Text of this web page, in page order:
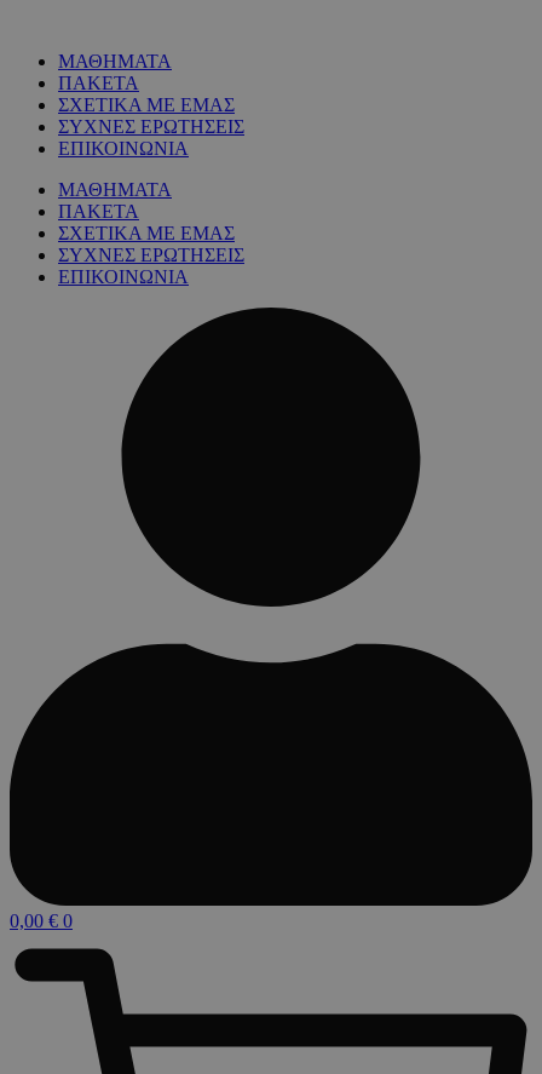
ΜΑΘΗΜΑΤΑ
ΠΑΚΕΤΑ
ΣΧΕΤΙΚΑ ΜΕ ΕΜΑΣ
ΣΥΧΝΕΣ ΕΡΩΤΗΣΕΙΣ
ΕΠΙΚΟΙΝΩΝΙΑ
ΜΑΘΗΜΑΤΑ
ΠΑΚΕΤΑ
ΣΧΕΤΙΚΑ ΜΕ ΕΜΑΣ
ΣΥΧΝΕΣ ΕΡΩΤΗΣΕΙΣ
ΕΠΙΚΟΙΝΩΝΙΑ
0,00 € 0